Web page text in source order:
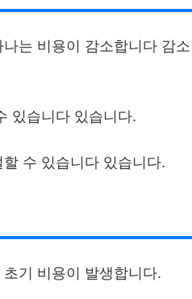
는 비용이 감소합니다 감소
있습니다 있습니다.
수 있습니다 있습니다.
기 비용이 발생합니다.